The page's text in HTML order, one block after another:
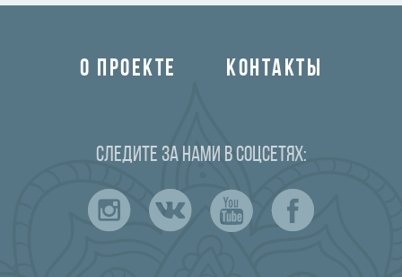
О ПРОЕКТЕ КОНТАКТЫ
Следите за нами в соцсетях: